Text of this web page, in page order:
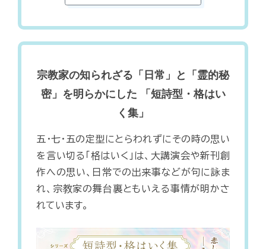
宗教家の知られざる「日常」と「霊的秘
密」を明らかにした 「短詩型・格はい
く集」
五・七・五の定型にとらわれずにその時の思い
を言い切る「格はいく」は、大講演会や新刊創
作への思い、日常での出来事などが句に詠ま
れ、宗教家の舞台裏ともいえる事情が明かさ
れています。